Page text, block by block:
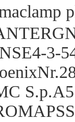
3-